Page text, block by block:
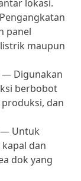
lokasi.
panel
maupun
— Digunakan
berbobot
dan
— Untuk
dan
dok yang